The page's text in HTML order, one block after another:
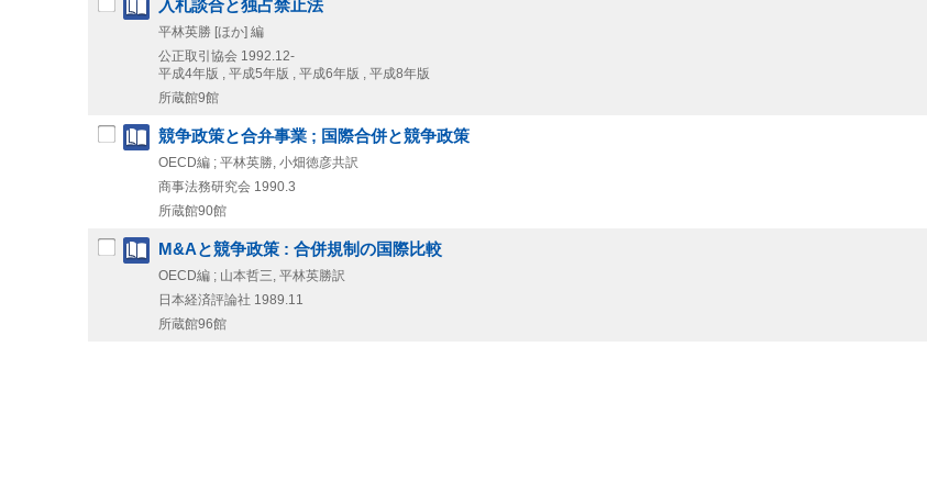
入札談合と独占禁止法
平林英勝 [ほか] 編
公正取引協会 1992.12-
平成4年版 , 平成5年版 , 平成6年版 , 平成8年版
所蔵館9館
競争政策と合弁事業 ; 国際合併と競争政策
OECD編 ; 平林英勝, 小畑徳彦共訳
商事法務研究会 1990.3
所蔵館90館
M&Aと競争政策 : 合併規制の国際比較
OECD編 ; 山本哲三, 平林英勝訳
日本経済評論社 1989.11
所蔵館96館